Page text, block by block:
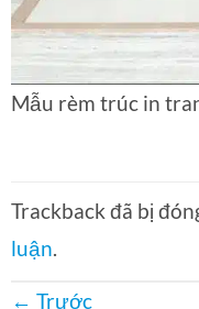
Mẫu rèm trúc in
Trackback đã bị
luận.
← Trước